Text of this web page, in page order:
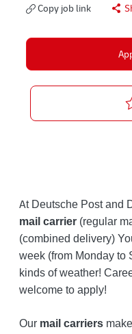
Copy job link
At Deutsche Post and
mail carrier (regular
(combined delivery)
week (from Monday to
kinds of weather!
welcome to apply!
Our mail carriers